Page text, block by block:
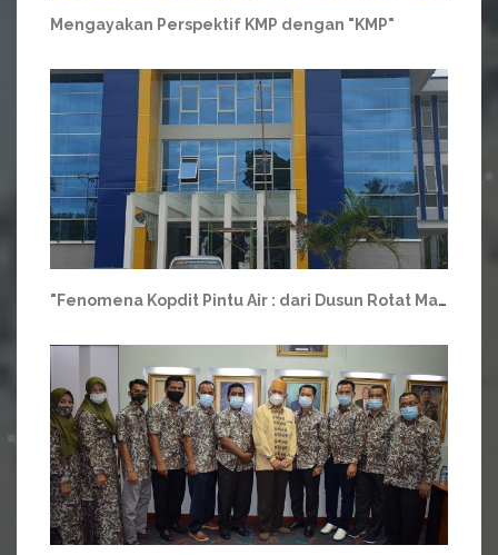
Mengayakan Perspektif KMP dengan "KMP"
"Fenomena Kopdit Pintu Air : dari Dusun Rotat Mata Air Jernih Mengalir ke Penjuru Negeri"